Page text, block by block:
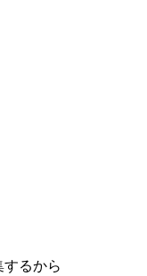
るから